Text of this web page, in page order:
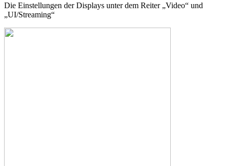
Die Einstellungen der Displays unter dem Reiter „Video“ und
„UI/Streaming“